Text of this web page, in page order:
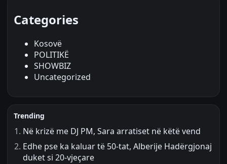
Categories
Kosovë
POLITIKË
SHOWBIZ
Uncategorized
Trending
Në krizë me DJ PM, Sara arratiset në këtë vend
Edhe pse ka kaluar të 50-tat, Alberije Hadërgjonaj
duket si 20-vjeçare